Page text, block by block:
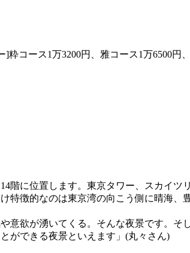
粋コース1万3200円、雅コース1万6500円
階に位置します。東京タワー、スカイツ
特徴的なのは東京湾の向こう側に晴海、
意欲が湧いてくる。そんな夜景です。そ
ができる夜景といえます」(丸々さん)